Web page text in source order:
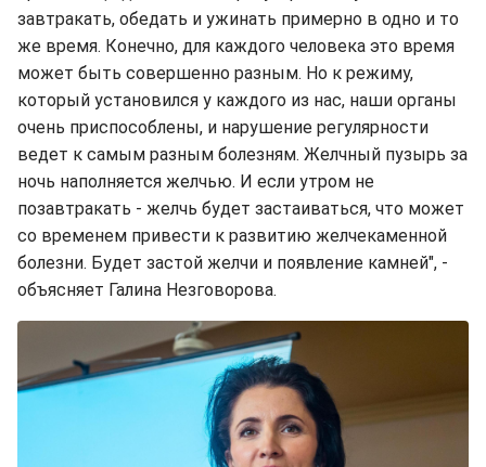
завтракать, обедать и ужинать примерно в одно и то
же время. Конечно, для каждого человека это время
может быть совершенно разным. Но к режиму,
который установился у каждого из нас, наши органы
очень приспособлены, и нарушение регулярности
ведет к самым разным болезням. Желчный пузырь за
ночь наполняется желчью. И если утром не
позавтракать - желчь будет застаиваться, что может
со временем привести к развитию желчекаменной
болезни. Будет застой желчи и появление камней", -
объясняет Галина Незговорова.